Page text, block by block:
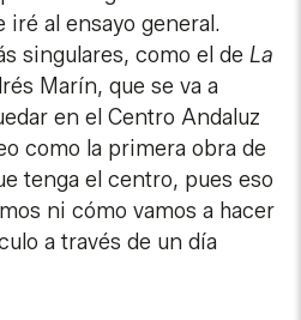
iré al ensayo general.
singulares, como el deLa
Marín, que se va a
en el Centro Andaluz
como la primera obra de
tenga el centro, pues eso
ni cómo vamos a hacer
a través de un día